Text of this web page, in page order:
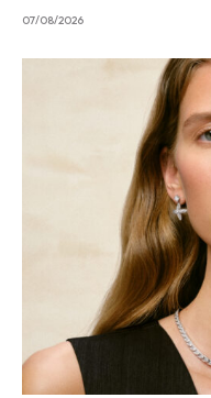
07/08/2026